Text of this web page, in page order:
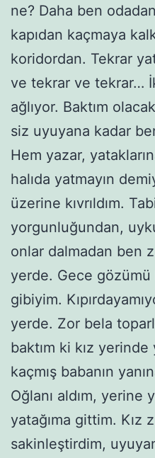
ne? Daha ben
kapıdan kaçmaya
koridordan. Tekrar
ve tekrar ve tekrar…
ağlıyor. Baktım
siz uyuyana kadar
Hem yazar,
halıda yatmayın
üzerine kıvrıldım.
yorgunluğundan,
onlar dalmadan ben
yerde. Gece gözümü
gibiyim.
yerde. Zor bela
baktım ki kız
kaçmış babanın
Oğlanı aldım, yerine
yatağıma gittim. Kız
sakinleştirdim,